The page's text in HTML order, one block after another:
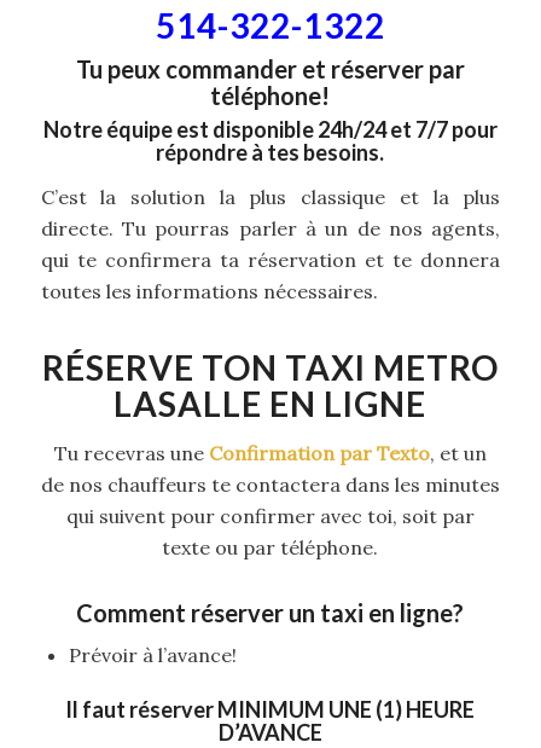
514-322-1322
Tu peux commander et réserver par
téléphone!
Notre équipe est disponible 24h/24 et 7/7 pour
répondre à tes besoins.
C’est la solution la plus classique et la plus
directe. Tu pourras parler à un de nos agents,
qui te confirmera ta réservation et te donnera
toutes les informations nécessaires.
RÉSERVE TON TAXI METRO
LASALLE EN LIGNE
Tu recevras une Confirmation par Texto, et un
de nos chauffeurs te contactera dans les minutes
qui suivent pour confirmer avec toi, soit par
texte ou par téléphone.
Comment réserver un taxi en ligne?
Prévoir à l’avance!
Il faut réserverMINIMUM UNE (1) HEURE
D’AVANCE